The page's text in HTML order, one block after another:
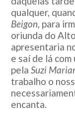
qualquer,
Beigon, para
oriunda do
apresentaria
e saí de lá
pelaSuzi
trabalho o
encanta.